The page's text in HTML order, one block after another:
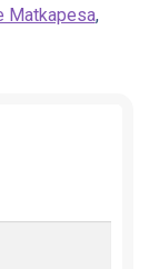
Matkapesa,